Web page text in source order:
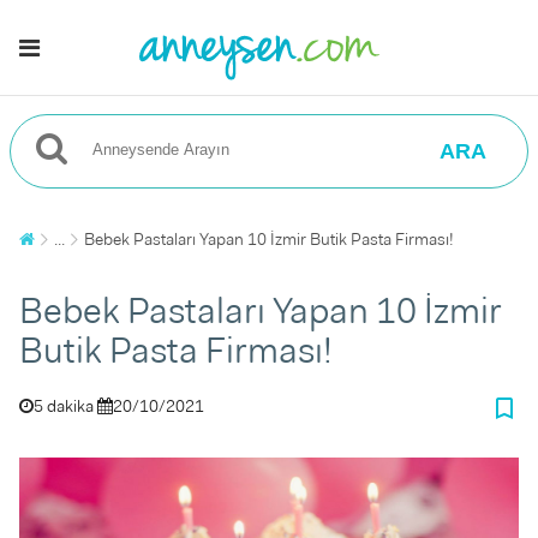
ARA
... Bebek Pastaları Yapan 10 İzmir Butik Pasta Firması!
Bebek Pastaları Yapan 10 İzmir
Butik Pasta Firması!
5 dakika 20/10/2021 bookmark_border